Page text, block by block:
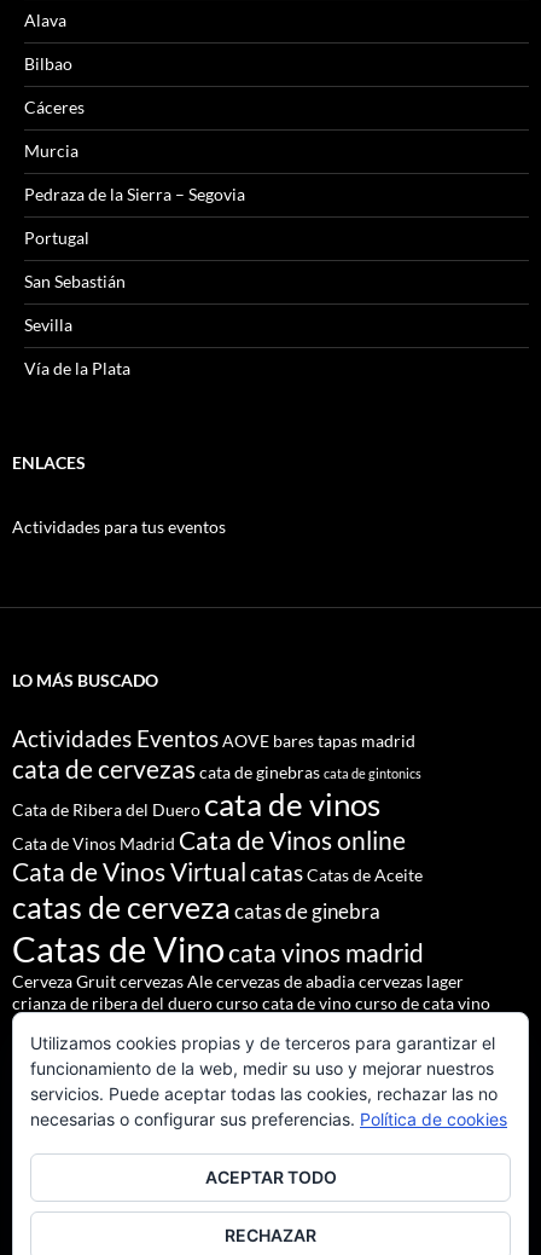
Alava
Bilbao
Cáceres
Murcia
Pedraza de la Sierra – Segovia
Portugal
San Sebastián
Sevilla
Vía de la Plata
ENLACES
Actividades para tus eventos
LO MÁS BUSCADO
Actividades EventosAOVE bares tapas madrid
cata de cervezascata de ginebras cata de gintonics
Cata de Ribera del Duero cata de vinos
Cata de Vinos Madrid Cata de Vinos online
Cata de Vinos VirtualcatasCatas de Aceite
catas de cervezacatas de ginebra
Catas de Vinocata vinos madrid
Cerveza Gruitcervezas Alecervezas de abadiacervezas lager
crianza de ribera del duerocurso cata de vinocurso de cata vino
Denominación de Origen Ribera del Duero
eventos de autoreventos madrid Godello lúpulo
martueMESÓN DEL CID Nacho Terolpilsner urquell
restaurante madridrestaurantes alrededores madrid
restaurantes madrid saaz salir madrid staropramen
tapear en Madridteam building
Vinos de Ribera del DueroVinos Tintos Andaluces
Utilizamos cookies propias y de terceros para garantizar el
funcionamiento de la web, medir su uso y mejorar nuestros
servicios. Puede aceptar todas las cookies, rechazar las no
necesarias o configurar sus preferencias. Política de cookies
ACEPTAR TODO
RECHAZAR